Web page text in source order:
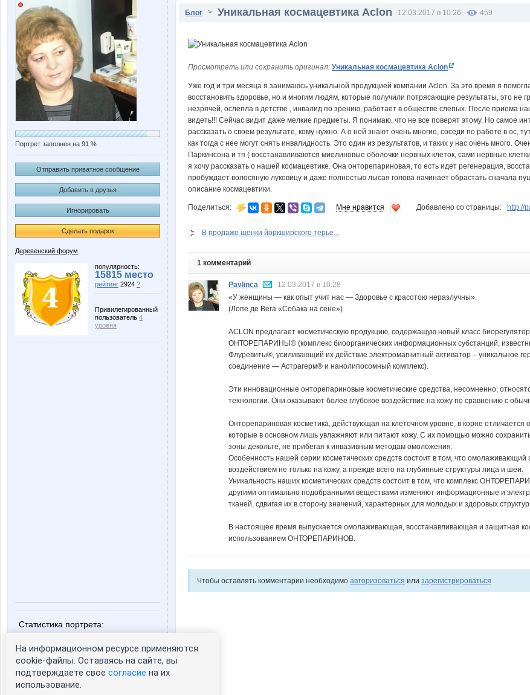
Портрет заполнен на 91 %
Отправить приватное сообщение
Добавить в друзья
Игнорировать
Сделать подарок
Деревенский форум
популярность:
15815 место
рейтинг 2924 ?
Привилегированный
пользователь 4
уровня
Статистика портрета:
зарегистрированные пользователи
посетившие портрет за 7 дней - 0
Блог > Уникальная космацевтика Aclon 12.03.2017 в 10:26 459
Просмотреть или сохранить оригинал: Уникальная космацевтика Aclon
Уже год и три месяца я занимаюсь уникальной продукцией компании Aclon. За это время я
восстановить здоровье, но и многим людям, которые получили потрясающие результаты, это не
незрячей, ослепла в детстве , инвалид по зрению, работает в обществе слепых. После приема
видеть!!! Сейчас видит даже мелкие предметы. Я понимаю, что не все поверят этому. Но самое
рассказать о своем результате, кому нужно. А о ней знают очень многие, соседи по работе в
как тогда с нее могут снять инвалидность. Это один из результатов, и таких у нас очень много.
Паркинсона и тп ( восстанавливаются миелиновые оболочки нервных клеток, сами нервные
я хочу рассказать о нашей космацевтике. Она онторепариновая, то есть идет регенерация,
пробуждает волосяную луковицу и даже полностью лысая голова начинает обрастать сначала
описание космацевтики.
Поделиться: Мне нравится Добавлено со страницы: http://
В продаже щенки йоркширского терье...
1 комментарий
Pavlinca
12.03.2017 в 10:28
«У женщины — как опыт учит нас — Здоровье с красотою неразлучны».
(Лопе де Вега «Собака на сене»)
ACLON предлагает косметическую продукцию, содержащую новый класс
ОНТОРЕПАРИНЫ® (комплекс биоорганических информационных субстанций,
Флуревиты®, усиливающий их действие электромагнитный активатор – уникальное
соединение — Астрагерм® и нанолипосомный комплекс).
Эти инновационные онторепариновые косметические средства, несомненно,
технологии. Они оказывают более глубокое воздействие на кожу по сравнению с
Онторепариновая косметика, действующая на клеточном уровне, в корне отличается
которые в основном лишь увлажняют или питают кожу. С их помощью можно
зоны декольте, не прибегая к инвазивным методам омоложения.
Особенность нашей серии косметических средств состоит в том, что омолаживающий
воздействием не только на кожу, а прежде всего на глубинные структуры лица и шеи.
Уникальность наших косметических средств состоит в том, что комплекс
другими оптимально подобранными веществами изменяют информационные и
тканей, сдвигая их в сторону значений, характерных для молодых и здоровых
В настоящее время выпускается омолаживающая, восстанавливающая и защитная
использованием ОНТОРЕПАРИНОВ.
Чтобы оставлять комментарии необходимо авторизоваться или зарегистрироваться
На информационном ресурсе применяются
cookie-файлы. Оставаясь на сайте, вы
подтверждаете свое согласие на их
использование.